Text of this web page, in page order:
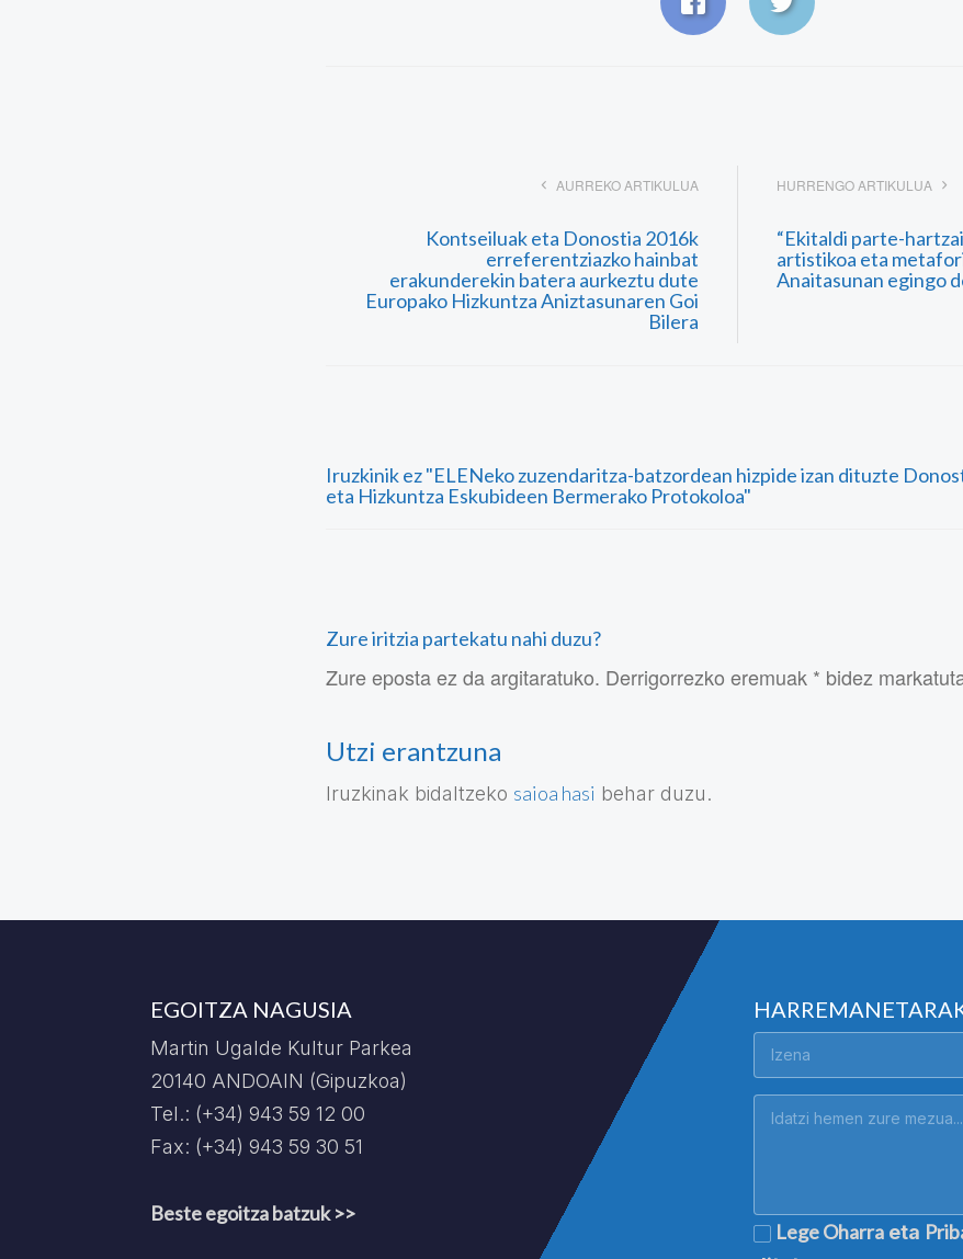
AURREKO ARTIKULUA
Kontseiluak eta Donostia 2016k
erreferentziazko hainbat
erakunderekin batera aurkeztu dute
Europako Hizkuntza Aniztasunaren Goi
Bilera
HURRENGO ARTIKULUA
“Ekitaldi parte-
artistikoa eta
Anaitasunan egingo
Iruzkinik ez "ELENeko zuzendaritza-batzordean hizpide izan dituzte
eta Hizkuntza Eskubideen Bermerako Protokoloa"
Zure iritzia partekatu nahi duzu?
Zure eposta ez da argitaratuko. Derrigorrezko eremuak * bidez
Utzi erantzuna
Iruzkinak bidaltzeko saioa hasi behar duzu.
EGOITZA NAGUSIA
Martin Ugalde Kultur Parkea
20140 ANDOAIN (Gipuzkoa)
Tel.: (+34) 943 59 12 00
Fax: (+34) 943 59 30 51
Beste egoitza batzuk >>
Lege Oharra eta